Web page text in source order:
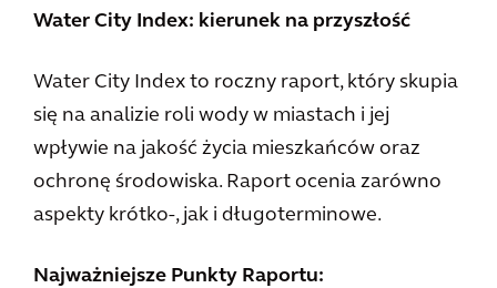
Water City Index: kierunek na przyszłość
Water City Index to roczny raport, który skupia
się na analizie roli wody w miastach i jej
wpływie na jakość życia mieszkańców oraz
ochronę środowiska. Raport ocenia zarówno
aspekty krótko-, jak i długoterminowe.
Najważniejsze Punkty Raportu: